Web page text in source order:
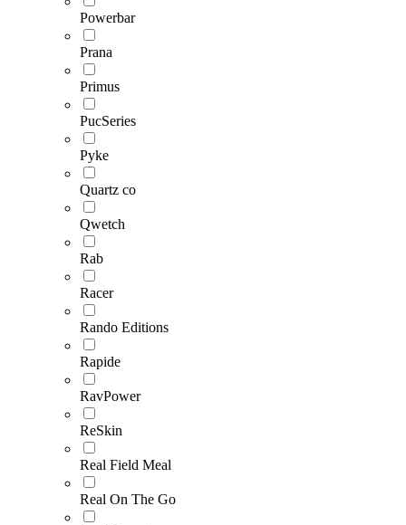
Powerbar
Prana
Primus
PucSeries
Pyke
Quartz co
Qwetch
Rab
Racer
Rando Editions
Rapide
RavPower
ReSkin
Real Field Meal
Real On The Go